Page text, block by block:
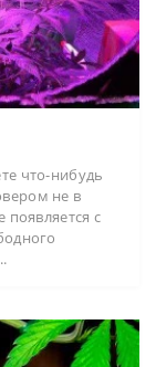
что-нибудь
не в
появляется с